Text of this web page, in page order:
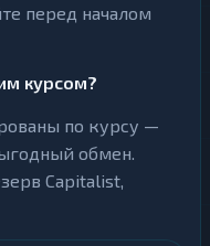
перед началом
курсом?
по курсу —
обмен.
Capitalist,